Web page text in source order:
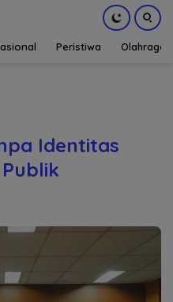
Peristiwa Olahraga
Identitas